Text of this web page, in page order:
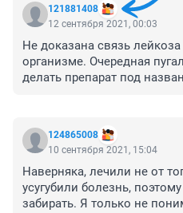
121881408
12 сентября 2021, 00:03
Не доказана связь
организме. Очередная
делать препарат под
от гриппа с клнца 90-х
заболеваний после этого -
124865008
10 сентября 2021, 15:04
Наверняка, лечили не от
усугубили болезнь,
забирать. Я только не